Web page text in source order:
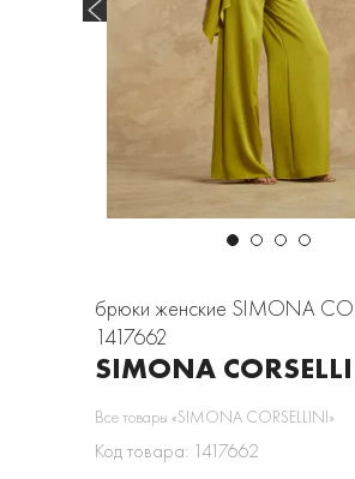
брюки женские SIMONA
1417662
SIMONA
Все товары «SIMONA CORSELLINI»
Код товара: 1417662